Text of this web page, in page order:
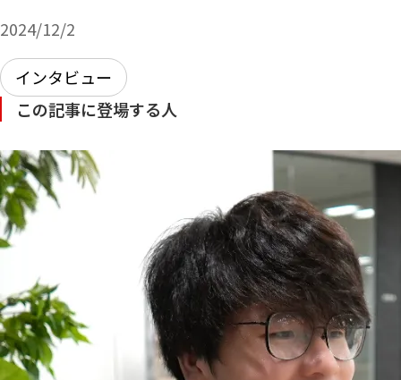
2024/12/2
インタビュー
この記事に登場する人